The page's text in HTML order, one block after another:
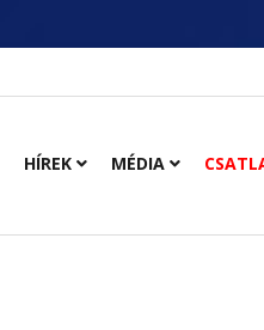
HÍREK MÉDIA